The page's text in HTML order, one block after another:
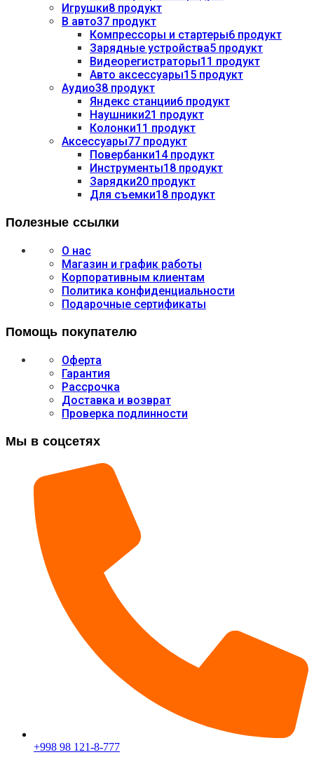
Игрушки8 продукт
В авто37 продукт
Компрессоры и стартеры6 продукт
Зарядные устройства5 продукт
Видеорегистраторы11 продукт
Авто аксессуары15 продукт
Аудио38 продукт
Яндекс станции6 продукт
Наушники21 продукт
Колонки11 продукт
Аксессуары77 продукт
Повербанки14 продукт
Инструменты18 продукт
Зарядки20 продукт
Для съемки18 продукт
Полезные ссылки
О нас
Магазин и график работы
Корпоративным клиентам
Политика конфиденциальности
Подарочные сертификаты
Помощь покупателю
Оферта
Гарантия
Рассрочка
Доставка и возврат
Проверка подлинности
Мы в соцсетях
+998 98 121-8-777